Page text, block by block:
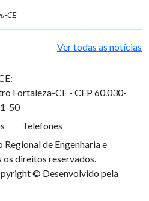
CE
Ver todas as notícias
Fortaleza-CE - CEP 60.030-
50
Telefones
de Engenharia e
os direitos reservados.
© Desenvolvido pela